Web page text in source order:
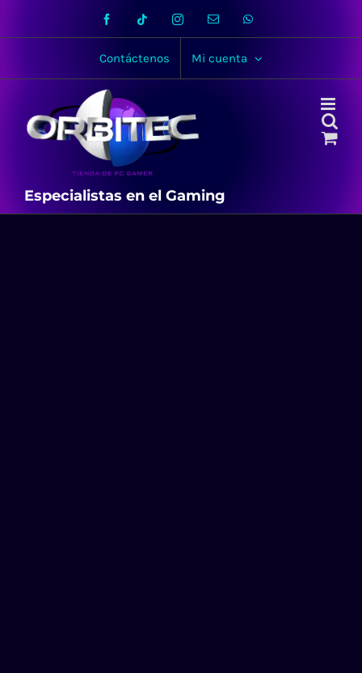
Facebook Tiktok InstagramEmail WhatsApp
Contáctenos Mi cuenta
Especialistas en el Gaming